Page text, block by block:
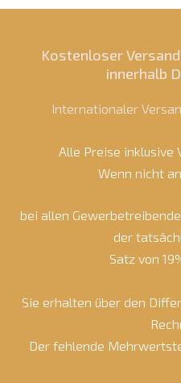
Kostenloser
innerhalb
Internationaler
Alle Preise inklusive
Wenn nicht
bei allen
der
Satz von
Sie erhalten über den
Der fehlende